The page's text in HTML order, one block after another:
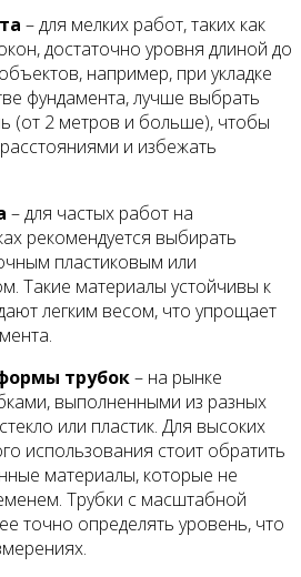
– для мелких работ, таких как
достаточно уровня длиной до
например, при укладке
фундамента, лучше выбрать
(от 2 метров и больше), чтобы
и избежать
– для частых работ на
рекомендуется выбирать
пластиковым или
Такие материалы устойчивы к
легким весом, что упрощает
трубок– на рынке
выполненными из разных
или пластик. Для высоких
использования стоит обратить
материалы, которые не
Трубки с масштабной
точно определять уровень, что